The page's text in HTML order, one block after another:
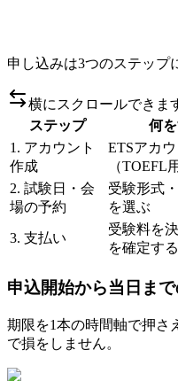
申し込みは3つのステップ
横にスクロールできま
ステップ
何
1. アカウント
作成
ETSアカウ
（TOEFL
2. 試験日・会
場の予約
受験形式
を選ぶ
3. 支払い
受験料を
を確定する
申込開始から当日ま
期限を1本の時間軸で押さ
で損をしません。